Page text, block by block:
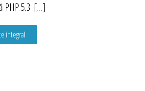
PHP 5.3. […]
integral